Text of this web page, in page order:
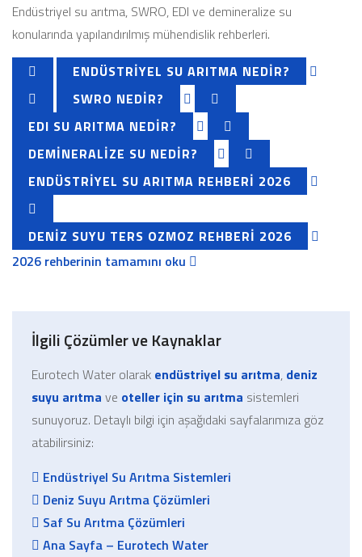
Endüstriyel su arıtma, SWRO, EDI ve demineralize su
konularında yapılandırılmış mühendislik rehberleri.
ENDÜSTRIYEL SU ARITMA NEDIR?
SWRO NEDIR?
EDI SU ARITMA NEDIR?
DEMINERALIZE SU NEDIR?
ENDÜSTRIYEL SU ARITMA REHBERI 2026
DENIZ SUYU TERS OZMOZ REHBERI 2026
2026 rehberinin tamamını oku
İlgili Çözümler ve Kaynaklar
Eurotech Water olarak endüstriyel su arıtma, deniz
suyu arıtma ve oteller için su arıtma sistemleri
sunuyoruz. Detaylı bilgi için aşağıdaki sayfalarımıza göz
atabilirsiniz:
Endüstriyel Su Arıtma Sistemleri
Deniz Suyu Arıtma Çözümleri
Saf Su Arıtma Çözümleri
Ana Sayfa – Eurotech Water